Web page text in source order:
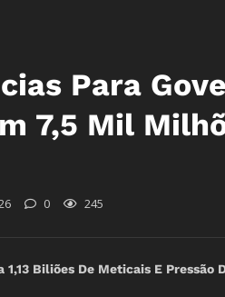
Para
7,5 Mil
0 245
1,13 Biliões De Meticais E Pressão